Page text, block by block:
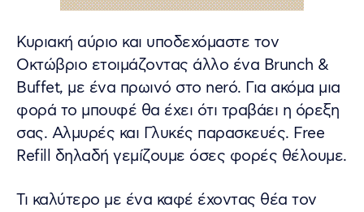
Κυριακή αύριο και υποδεχόμαστε τον
Οκτώβριο ετοιμάζοντας άλλο ένα Brunch &
Buffet, με ένα πρωινό στο nerό. Για ακόμα μια
φορά το μπουφέ θα έχει ότι τραβάει η όρεξη
σας. Αλμυρές και Γλυκές παρασκευές. Free
Refill δηλαδή γεμίζουμε όσες φορές θέλουμε.
Τι καλύτερο με ένα καφέ έχοντας θέα τον